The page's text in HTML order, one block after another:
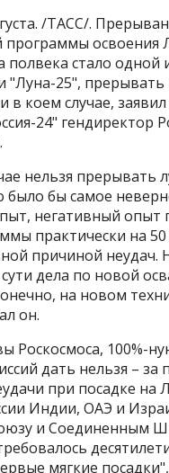
/ТАСС/.
программы освоения
полвека стало одной
"Луна-25",
в коем случае,
24" гендиректор
нельзя прерывать
было бы самое
негативный опыт
практически на 50
причиной неудач.
дела по новой
на новом
он.
Роскосмоса, 100%-
дать нельзя – за
при посадке на
Индии, ОАЭ и
и Соединенным
мягкие